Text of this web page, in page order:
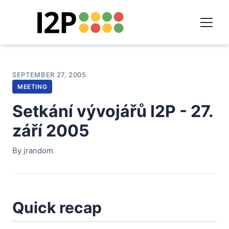
SEPTEMBER 27, 2005
MEETING
Setkání vývojářů I2P - 27.
září 2005
By jrandom
Quick recap